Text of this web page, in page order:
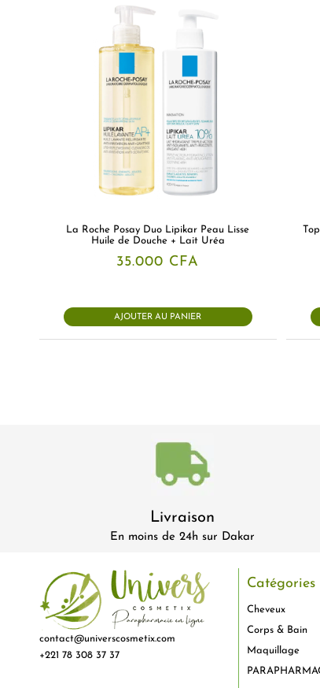
La Roche Posay Duo Lipikar Peau Lisse
Huile de Douche + Lait Uréa
35.000 CFA
AJOUTER AU PANIER
Livraison
En moins de 24h sur Dakar
contact@universcosmetix.com
+221 78 308 37 37
Catégories
Cheveux
Corps & Bain
Maquillage